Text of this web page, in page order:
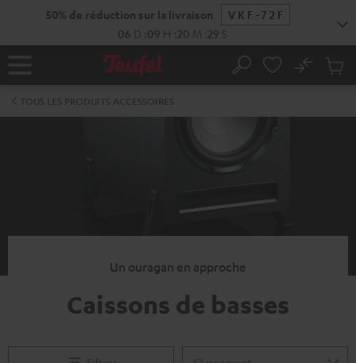
50% de réduction sur la livraison
VKF-72F
06 D 09 H 20 M 29 S
Page
Rechercher
No
panier
Un ouragan en approche
Caissons de basses